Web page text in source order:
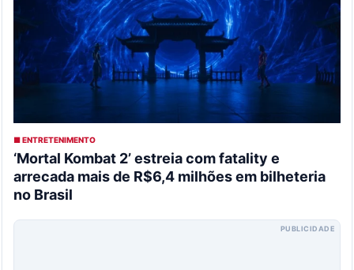
■ ENTRETENIMENTO
‘Mortal Kombat 2’ estreia com fatality e
arrecada mais de R$6,4 milhões em bilheteria
no Brasil
PUBLICIDADE